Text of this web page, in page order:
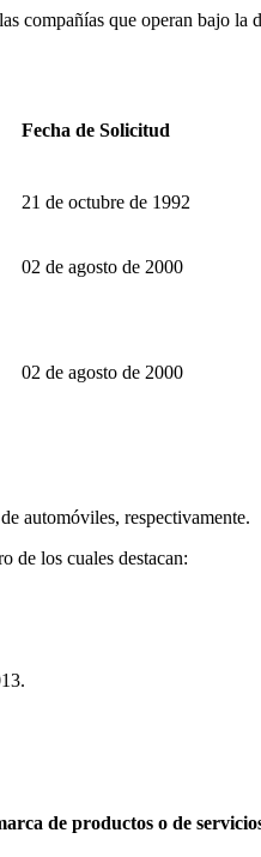
compañías que operan bajo
Fecha de Solicitud
21 de octubre de 1992
02 de agosto de 2000
02 de agosto de 2000
automóviles, respectivamente.
de los cuales destacan:
de productos o de